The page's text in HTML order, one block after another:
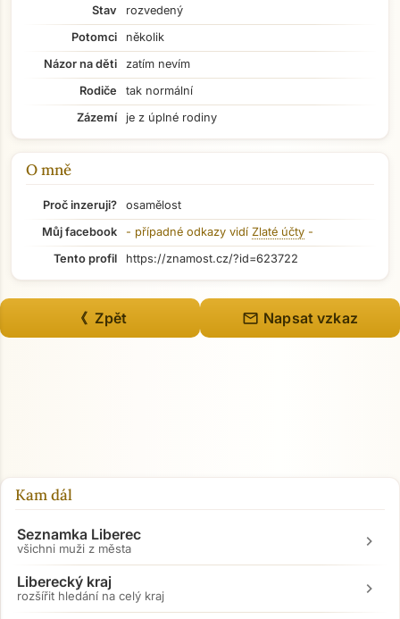
Stav
rozvedený
Potomci
několik
Názor na děti
zatím nevím
Rodiče
tak normální
Zázemí
je z úplné rodiny
O mně
Proč inzeruji?
osamělost
Můj facebook
- případné odkazy vidí Zlaté účty -
Tento profil
https://znamost.cz/?id=623722
《 Zpět mail Napsat vzkaz
Kam dál
Seznamka Liberec
všichni muži z města chevron_right
Liberecký kraj
rozšířit hledání na celý kraj chevron_right